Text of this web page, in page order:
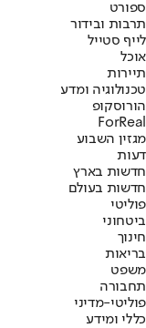
ספורט
תרבות ובידור
לייף סטייל
אוכל
תיירות
טכנולוגיה ומדע
הורוסקופ
ForReal
מגזין השבוע
דעות
חדשות בארץ
חדשות בעולם
פוליטי
ביטחוני
חינוך
בריאות
משפט
תחבורה
פוליטי-מדיני
כללי ומידע